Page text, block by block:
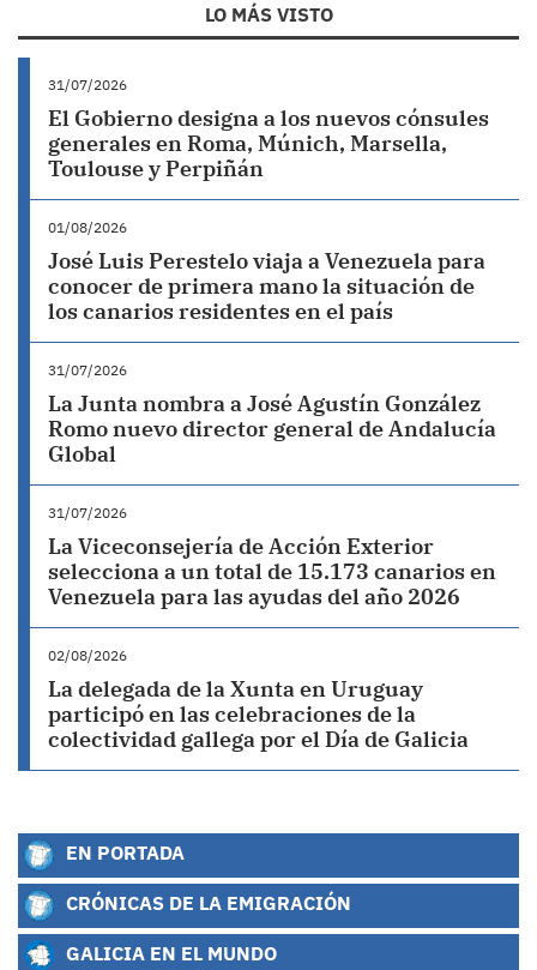
LO MÁS VISTO
31/07/2026
El Gobierno designa a los nuevos cónsules
generales en Roma, Múnich, Marsella,
Toulouse y Perpiñán
01/08/2026
José Luis Perestelo viaja a Venezuela para
conocer de primera mano la situación de
los canarios residentes en el país
31/07/2026
La Junta nombra a José Agustín González
Romo nuevo director general de Andalucía
Global
31/07/2026
La Viceconsejería de Acción Exterior
selecciona a un total de 15.173 canarios en
Venezuela para las ayudas del año 2026
02/08/2026
La delegada de la Xunta en Uruguay
participó en las celebraciones de la
colectividad gallega por el Día de Galicia
EN PORTADA
CRÓNICAS DE LA EMIGRACIÓN
GALICIA EN EL MUNDO